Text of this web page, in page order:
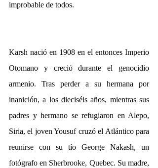
improbable de todos.
Karsh nació en 1908 en el entonces Imperio
Otomano y creció durante el genocidio
armenio. Tras perder a su hermana por
inanición, a los dieciséis años, mientras sus
padres y hermano se refugiaron en Alepo,
Siria, el joven Yousuf cruzó el Atlántico para
reunirse con su tío George Nakash, un
fotógrafo en Sherbrooke, Quebec. Su madre,